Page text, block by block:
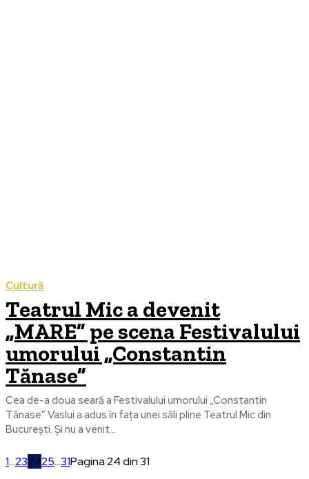
Cultură
Teatrul Mic a devenit
„MARE” pe scena Festivalului
umorului „Constantin
Tănase”
Cea de-a doua seară a Festivalului umorului „Constantin
Tănase” Vaslui a adus în fața unei săli pline Teatrul Mic din
București. Și nu a venit...
1...232425...31Pagina 24 din 31